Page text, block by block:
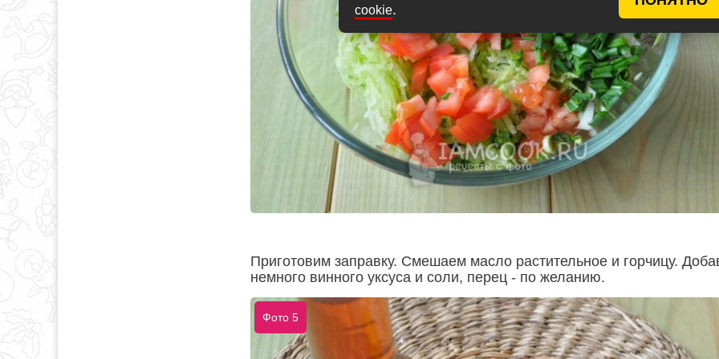
cookie.
Приготовим заправку. Смешаем масло растительное и горчицу.
немного винного уксуса и соли, перец - по желанию.
Фото 5